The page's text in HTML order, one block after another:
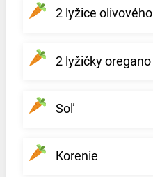
2 lyžice olivového
2 lyžičky oregano
Soľ
Korenie